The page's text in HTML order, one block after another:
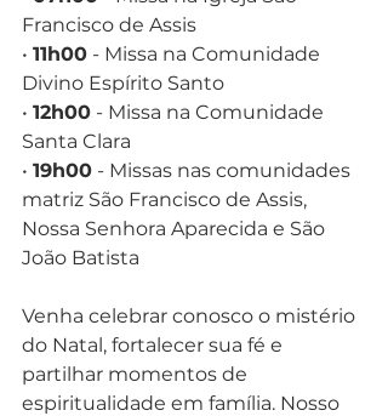
Francisco de Assis
• 11h00 - Missa na Comunidade
Divino Espírito Santo
• 12h00 - Missa na Comunidade
Santa Clara
• 19h00 - Missas nas comunidades
matriz São Francisco de Assis,
Nossa Senhora Aparecida e São
João Batista
Venha celebrar conosco o mistério
do Natal, fortalecer sua fé e
partilhar momentos de
espiritualidade em família. Nosso